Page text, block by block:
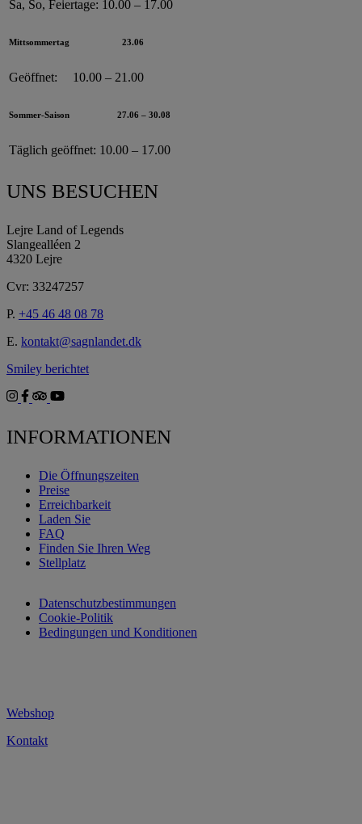
Sa, So, Feiertage: 10.00 – 17.00
Mittsommertag 23.06
Geöffnet: 10.00 – 21.00
Sommer-Saison 27.06 – 30.08
Täglich geöffnet: 10.00 – 17.00
UNS BESUCHEN
Lejre Land of Legends
Slangealléen 2
4320 Lejre
Cvr: 33247257
P. +45 46 48 08 78
E. kontakt@sagnlandet.dk
Smiley berichtet
INFORMATIONEN
Die Öffnungszeiten
Preise
Erreichbarkeit
Laden Sie
FAQ
Finden Sie Ihren Weg
Stellplatz
Datenschutzbestimmungen
Cookie-Politik
Bedingungen und Konditionen
Webshop
Kontakt